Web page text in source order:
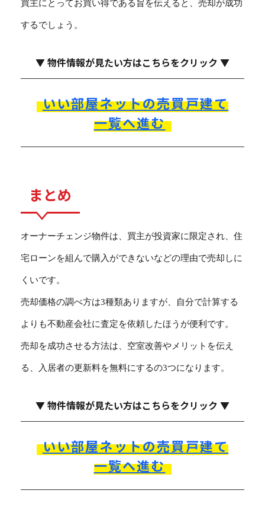
買主にとってお買い得である旨を伝えると、売却が成功
するでしょう。
▼ 物件情報が見たい方はこちらをクリック ▼
いい部屋ネットの売買戸建て
一覧へ進む
まとめ
オーナーチェンジ物件は、買主が投資家に限定され、住
宅ローンを組んで購入ができないなどの理由で売却しに
くいです。
売却価格の調べ方は3種類ありますが、自分で計算する
よりも不動産会社に査定を依頼したほうが便利です。
売却を成功させる方法は、空室改善やメリットを伝え
る、入居者の更新料を無料にするの3つになります。
▼ 物件情報が見たい方はこちらをクリック ▼
いい部屋ネットの売買戸建て
一覧へ進む